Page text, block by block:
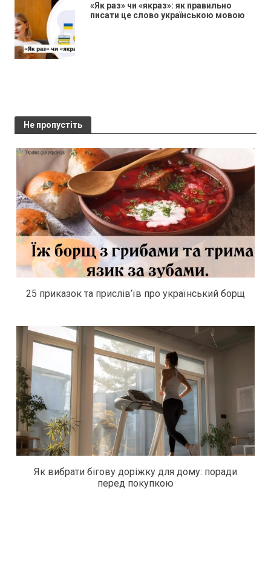
«Як раз» чи «якраз»: як правильно
писати це слово українською мовою
Не пропустіть
25 приказок та прислів’їв про український борщ
Як вибрати бігову доріжку для дому: поради
перед покупкою